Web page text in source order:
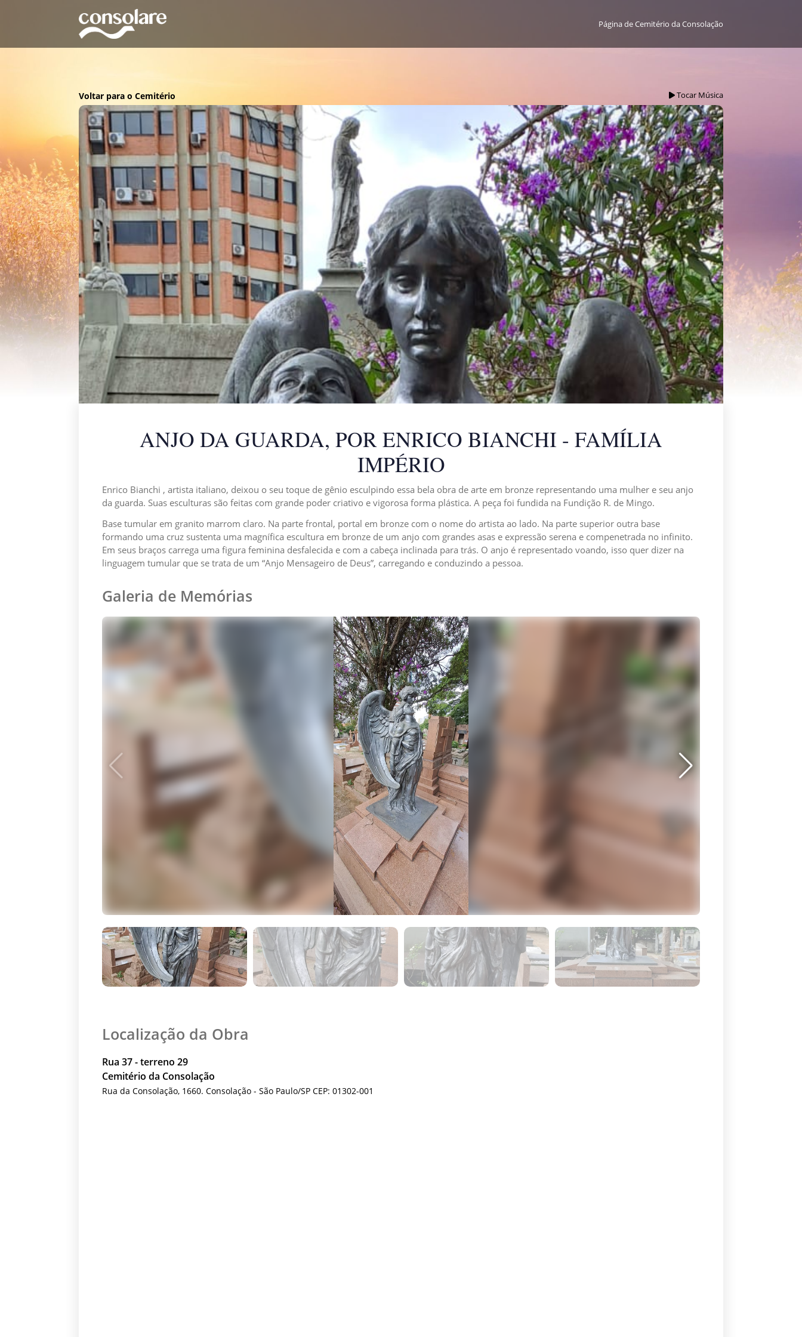
Página de Cemitério da Consolação
Voltar para o Cemitério Tocar Música
ANJO DA GUARDA, POR ENRICO BIANCHI - FAMÍLIA
IMPÉRIO
Enrico Bianchi , artista italiano, deixou o seu toque de gênio esculpindo essa bela obra de arte em bronze representando uma mulher e seu anjo
da guarda. Suas esculturas são feitas com grande poder criativo e vigorosa forma plástica. A peça foi fundida na Fundição R. de Mingo.
Base tumular em granito marrom claro. Na parte frontal, portal em bronze com o nome do artista ao lado. Na parte superior outra base
formando uma cruz sustenta uma magnífica escultura em bronze de um anjo com grandes asas e expressão serena e compenetrada no infinito.
Em seus braços carrega uma figura feminina desfalecida e com a cabeça inclinada para trás. O anjo é representado voando, isso quer dizer na
linguagem tumular que se trata de um “Anjo Mensageiro de Deus”, carregando e conduzindo a pessoa.
Galeria de Memórias
Localização da Obra
Rua 37 - terreno 29
Cemitério da Consolação
Rua da Consolação, 1660. Consolação - São Paulo/SP CEP: 01302-001